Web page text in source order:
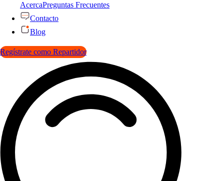
AcercaPreguntas Frecuentes
Contacto
Blog
Regístrate como Repartidor